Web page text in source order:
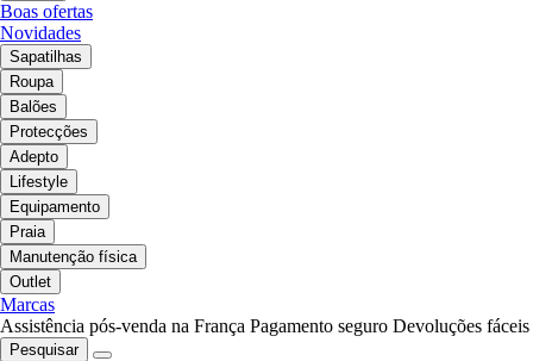
Boas ofertas
Novidades
Sapatilhas
Roupa
Balões
Protecções
Adepto
Lifestyle
Equipamento
Praia
Manutenção física
Outlet
Marcas
Assistência pós-venda na França Pagamento seguro Devoluções fáceis
Pesquisar